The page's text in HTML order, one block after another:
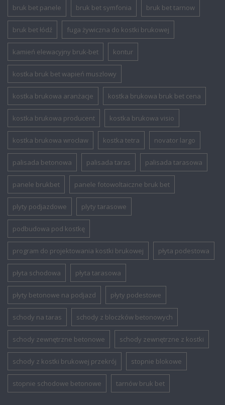
bruk bet panele bruk bet symfonia bruk bet tarnow
bruk bet łódź fuga żywiczna do kostki brukowej
kamień elewacyjny bruk-bet kontur
kostka bruk bet wapień muszlowy
kostka brukowa aranżacje kostka brukowa bruk bet cena
kostka brukowa producent kostka brukowa visio
kostka brukowa wrocław kostka tetra novator largo
palisada betonowa palisada taras palisada tarasowa
panele brukbet panele fotowoltaiczne bruk bet
plyty podjazdowe plyty tarasowe
podbudowa pod kostkę
program do projektowania kostki brukowej płyta podestowa
płyta schodowa płyta tarasowa
płyty betonowe na podjazd płyty podestowe
schody na taras schody z bloczków betonowych
schody zewnętrzne betonowe schody zewnętrzne z kostki
schody z kostki brukowej przekrój stopnie blokowe
stopnie schodowe betonowe tarnów bruk bet